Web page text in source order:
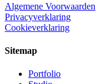
Algemene Voorwaarden
Privacyverklaring
Cookieverklaring
Sitemap
Portfolio